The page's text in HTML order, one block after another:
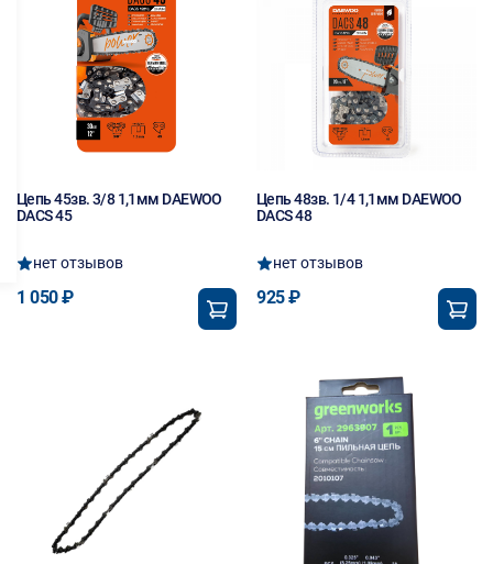
Цепь 45зв. 3/8 1,1мм DAEWOO
DACS 45
нет отзывов
1 050 ₽
Цепь 48зв. 1/4 1,1мм DAEWOO
DACS 48
нет отзывов
925 ₽